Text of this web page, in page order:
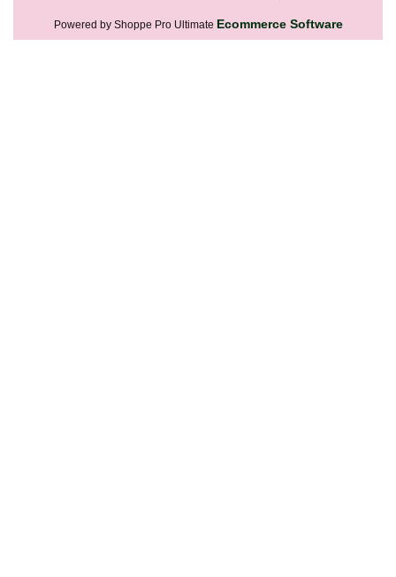
Powered by Shoppe Pro Ultimate Ecommerce Software